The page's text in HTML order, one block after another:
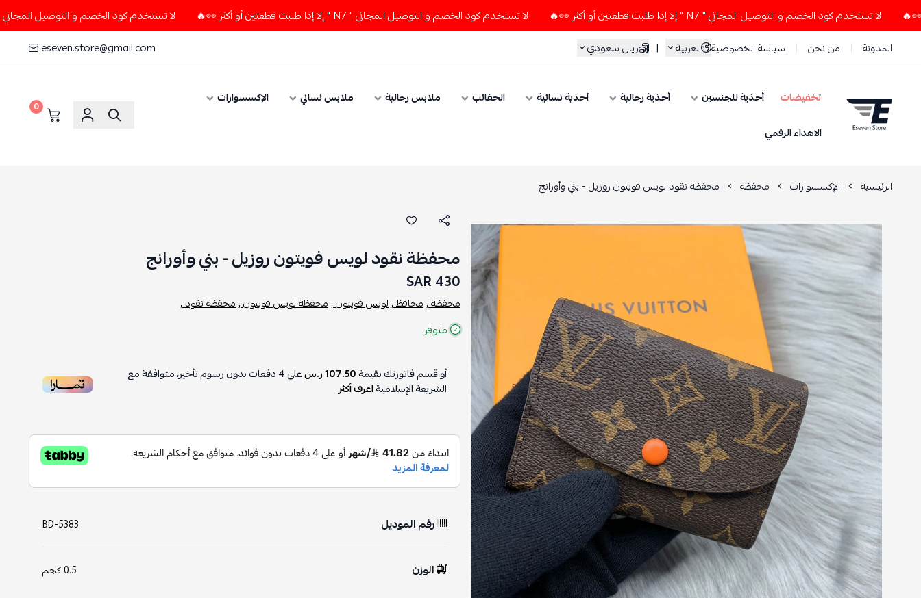
لا تستخدم كود الخصم و التوصيل المجاني " N7 " إلا إذا طلبت قطعتين أو أكثر 👀🔥 لا تستخدم كود الخصم و التوصيل المجاني " N7 " إلا إذا طلبت قطعتين أو أكثر 👀🔥 لا تستخدم كود الخصم و التوصيل المجاني " N7 " إلا إذا طلبت قطعتين أو أكثر 👀🔥
المدونة من نحن سياسة الخصوصية العربية | ريال سعودي eseven.store@gmail.com
ESEVEN STORE
تخفيضات أحذية للجنسين أحذية رجالية أحذية نسائية الحقائب ملابس رجالية ملابس نسائي
الإكسسوارات
الاهداء الرقمي
0
الرئيسية الإكسسوارات محفظة محفظة نقود لويس فويتون روزيل - بني وأورانج
محفظة نقود لويس فويتون روزيل - بني وأورانج
430 SAR
محفظة ,محافظ ,لويس فويتون ,محفظة لويس فويتون ,محفظة نقود ,
متوفر
أو قسم فاتورتك بقيمة107.50 ر.س على4دفعات بدون رسوم تأخير، متوافقة مع
الشريعة الإسلاميةاعرف أكثر
رقم الموديل BD-5383
الوزن 0.5 كجم